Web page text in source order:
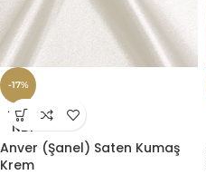
-17%
TÜKE
NDI
Anver (Şanel) Saten Kumaş
Krem